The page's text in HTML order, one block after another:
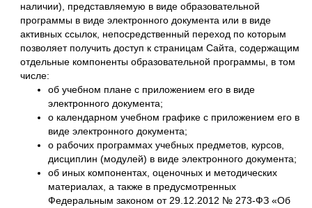
наличии), представляемую в виде образовательной
программы в виде электронного документа или в виде
активных ссылок, непосредственный переход по которым
позволяет получить доступ к страницам Сайта, содержащим
отдельные компоненты образовательной программы, в том
числе:
об учебном плане с приложением его в виде
электронного документа;
о календарном учебном графике с приложением его в
виде электронного документа;
о рабочих программах учебных предметов, курсов,
дисциплин (модулей) в виде электронного документа;
об иных компонентах, оценочных и методических
материалах, а также в предусмотренных
Федеральным законом от 29.12.2012 № 273-ФЗ «Об